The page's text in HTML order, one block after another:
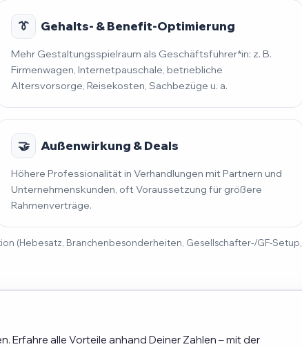
👔 Gehalts- & Benefit-Optimierung
Mehr Gestaltungsspielraum als Geschäftsführer*in: z. B.
Firmenwagen, Internetpauschale, betriebliche
Altersvorsorge, Reisekosten, Sachbezüge u. a.
🤝 Außenwirkung & Deals
Höhere Professionalität in Verhandlungen mit Partnern und
Unternehmenskunden, oft Voraussetzung für größere
Rahmenverträge.
(Hebesatz, Branchenbesonderheiten, Gesellschafter-/GF-Setup,
Erfahre alle Vorteile anhand Deiner Zahlen – mit der